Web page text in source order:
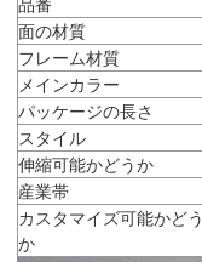
面の材質
フレーム材質
メインカラー
パッケージの長さ
スタイル
伸縮可能かどうか
産業帯
カスタマイズ可能かどう
か